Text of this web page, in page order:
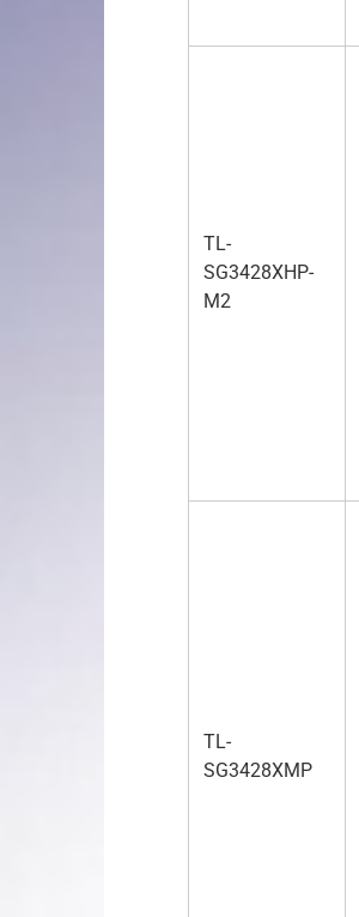
TL-
SG3428XHP-
M2
TL-
SG3428XMP